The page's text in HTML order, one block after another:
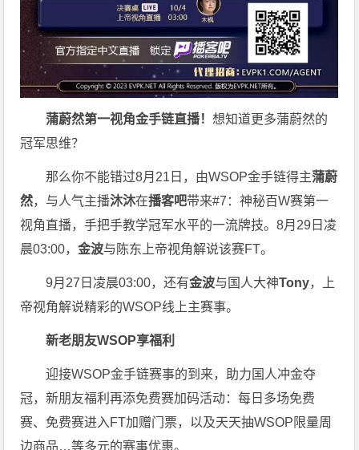
蒲蔚然第一视角金手链直播！想知道更多蒲蔚然的
冠军思维？
那么你不能错过8月21日， 由WSOP金手链得主蒲蔚
然，与人气主播沐沐在播客吧带来#7：神秘百W赛第一
视角直播，手把手教学冠军水平的一流牌技。8月29日凌
晨03:00，金波与陈东上帝视角解说该赛FT。
9月27日凌晨03:00，还有金波与国人大神Tony，上
帝视角解说精彩的WSOP线上主赛事。
新老朋友WSOP享福利
迎接WSOP金手链赛事的到来，助力国人冲金夺
冠，新朋友福利再添免费赛加码活动：每日多场免费
赛、免费赛进入FT加赠门票，以及天天抽WSOP限量周
边商品…等多元的赛事优惠。